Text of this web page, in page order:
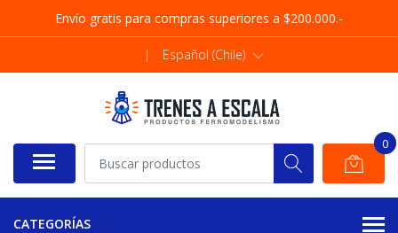
Envío gratis para compras superiores a $200.000.-
| Español (Chile)
0
CATEGORÍAS